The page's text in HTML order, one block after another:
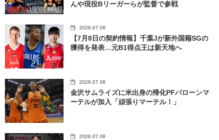
んや現役Bリーガーらが監督で参戦
2026.07.08
【7月8日の契約情報】千葉Jが新外国籍SGの
獲得を発表…元B1得点王は新天地へ
2026.07.08
金沢サムライズに米出身の帰化PFバローンマ
ーテルが加入「頑張りマーテル！」
2026.07.08